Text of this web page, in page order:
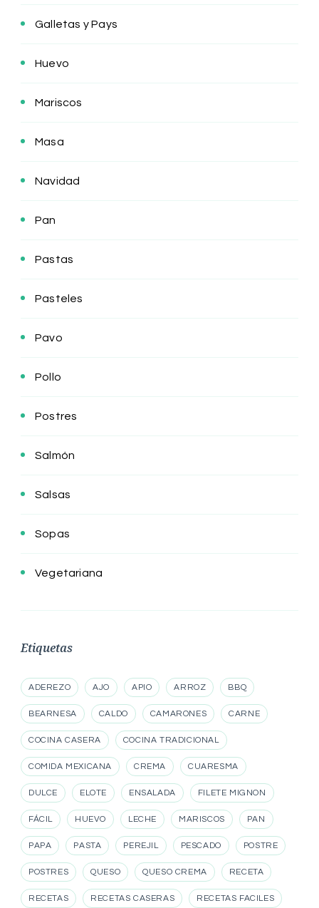
Galletas y Pays
Huevo
Mariscos
Masa
Navidad
Pan
Pastas
Pasteles
Pavo
Pollo
Postres
Salmón
Salsas
Sopas
Vegetariana
Etiquetas
ADEREZO AJO APIO ARROZ BBQ
BEARNESA CALDO CAMARONES CARNE
COCINA CASERA COCINA TRADICIONAL
COMIDA MEXICANA CREMA CUARESMA
DULCE ELOTE ENSALADA FILETE MIGNON
FÁCIL HUEVO LECHE MARISCOS PAN
PAPA PASTA PEREJIL PESCADO POSTRE
POSTRES QUESO QUESO CREMA RECETA
RECETAS RECETAS CASERAS RECETAS FACILES